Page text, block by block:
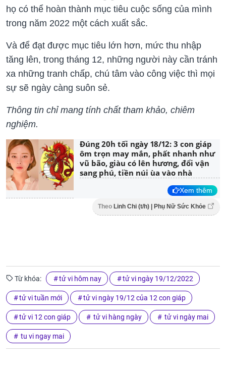
họ có thể hoàn thành mục tiêu cuộc sống của mình
trong năm 2022 một cách xuất sắc.
Và để đạt được mục tiêu lớn hơn, mức thu nhập
tăng lên, trong tháng 12, những người này cần tránh
xa những tranh chấp, chú tâm vào công việc thì mọi
sự sẽ ngày càng suôn sẻ.
Thông tin chỉ mang tính chất tham khảo, chiêm
nghiệm.
Đúng 20h tối ngày 18/12: 3 con giáp
ôm trọn may mắn, phất nhanh như
vũ bão, giàu có lên hương, đổi vận
sang phú, tiền núi ùa vào nhà
Xem thêm
Theo Linh Chi (t/h) | Phụ Nữ Sức Khỏe
Từ khóa: tử vi hôm nay tử vi ngày 19/12/2022
tử vi tuần mới tử vi ngày 19/12 của 12 con giáp
tử vi 12 con giáp tử vi hàng ngày tử vi ngày mai
tu vi ngay mai